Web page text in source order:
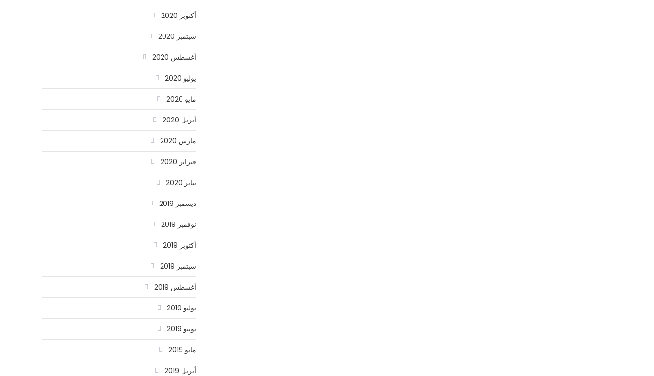
أكتوبر 2020
سبتمبر 2020
أغسطس 2020
يوليو 2020
مايو 2020
أبريل 2020
مارس 2020
فبراير 2020
يناير 2020
ديسمبر 2019
نوفمبر 2019
أكتوبر 2019
سبتمبر 2019
أغسطس 2019
يوليو 2019
يونيو 2019
مايو 2019
أبريل 2019